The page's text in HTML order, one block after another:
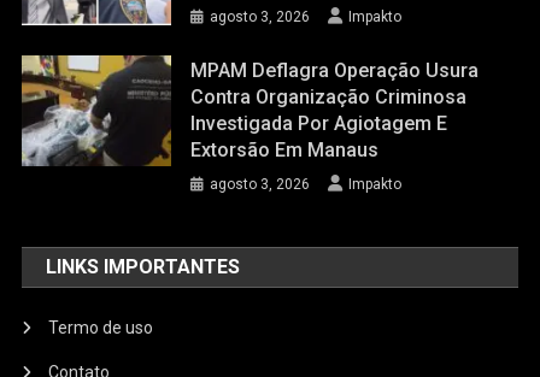
agosto 3, 2026 Impakto
MPAM Deflagra Operação Usura
Contra Organização Criminosa
Investigada Por Agiotagem E
Extorsão Em Manaus
agosto 3, 2026 Impakto
LINKS IMPORTANTES
Termo de uso
Contato